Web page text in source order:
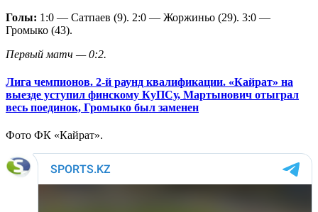
Голы: 1:0 — Сатпаев (9). 2:0 — Жоржиньо (29). 3:0 —
Громыко (43).
Первый матч — 0:2.
Лига чемпионов. 2-й раунд квалификации. «Кайрат» на
выезде уступил финскому КуПСу, Мартынович отыграл
весь поединок, Громыко был заменен
Фото ФК «Кайрат».